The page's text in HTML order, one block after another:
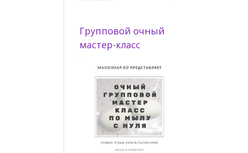
Групповой очный
мастер-класс